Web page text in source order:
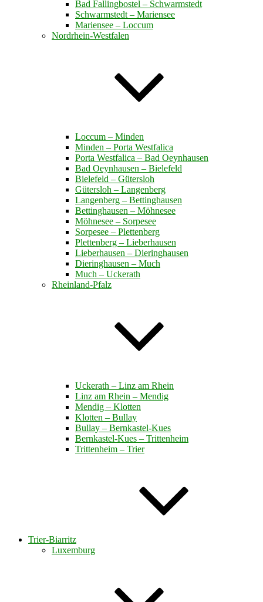
Bad Fallingbostel – Schwarmstedt
Schwarmstedt – Mariensee
Mariensee – Loccum
Nordrhein-Westfalen
Loccum – Minden
Minden – Porta Westfalica
Porta Westfalica – Bad Oeynhausen
Bad Oeynhausen – Bielefeld
Bielefeld – Gütersloh
Gütersloh – Langenberg
Langenberg – Bettinghausen
Bettinghausen – Möhnesee
Möhnesee – Sorpesee
Sorpesee – Plettenberg
Plettenberg – Lieberhausen
Lieberhausen – Dieringhausen
Dieringhausen – Much
Much – Uckerath
Rheinland-Pfalz
Uckerath – Linz am Rhein
Linz am Rhein – Mendig
Mendig – Klotten
Klotten – Bullay
Bullay – Bernkastel-Kues
Bernkastel-Kues – Trittenheim
Trittenheim – Trier
Trier-Biarritz
Luxemburg